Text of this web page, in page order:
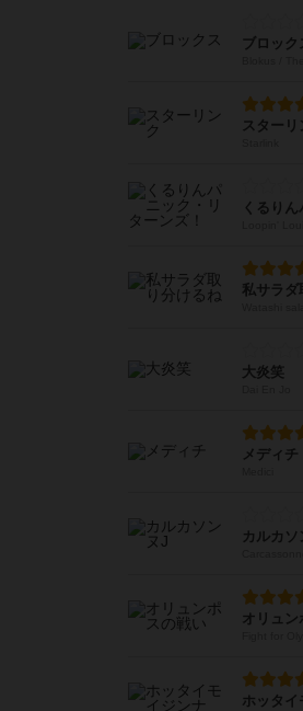
ブロック
スターリ
くるり
私サラダ
大炎笑
メディチ
カルカソ
オリュン
ホッタイ